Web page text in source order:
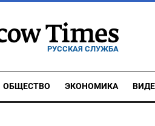
РУССКАЯ СЛУЖБА
ОБЩЕСТВО ЭКОНОМИКА